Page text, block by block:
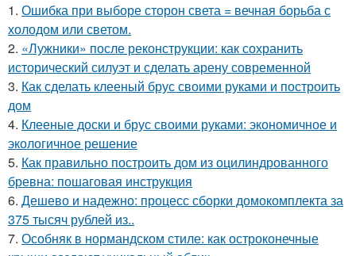
1. Ошибка при выборе сторон света = вечная борьба с
холодом или светом.
2. «Лужники» после реконструкции: как сохранить
исторический силуэт и сделать арену современной
3. Как сделать клееный брус своими руками и построить
дом
4. Клееные доски и брус своими руками: экономичное и
экологичное решение
5. Как правильно построить дом из оцилиндрованного
бревна: пошаговая инструкция
6. Дешево и надежно: процесс сборки домокомплекта за
375 тысяч рублей из..
7. Особняк в нормандском стиле: как остроконечные